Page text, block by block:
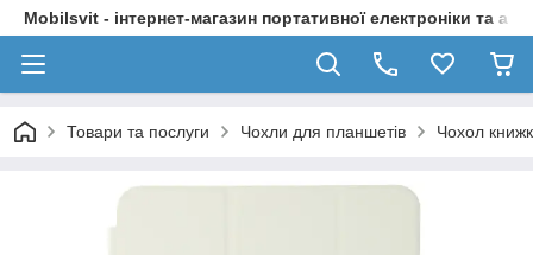
Mobilsvit - інтернет-магазин портативної електроніки та
Товари та послуги Чохли для планшетів Чохол